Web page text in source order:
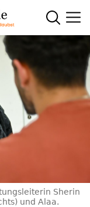
Sherin
und Alaa.